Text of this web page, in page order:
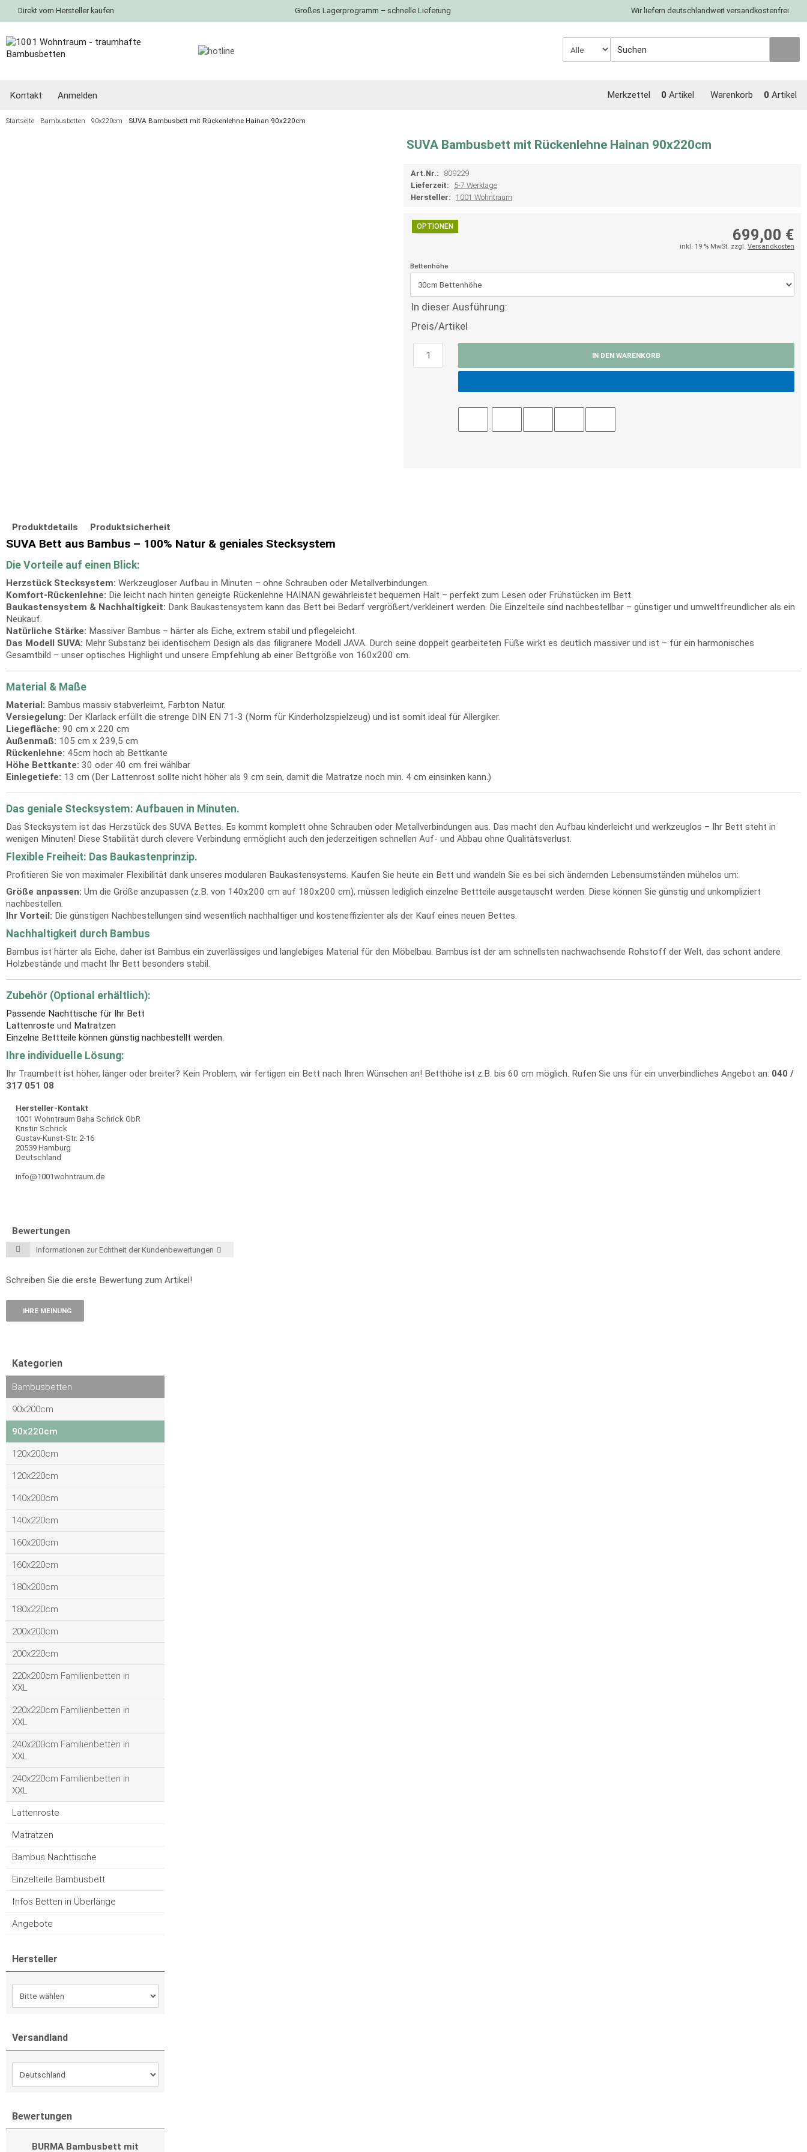
Direkt vom Hersteller kaufen Großes Lagerprogramm – schnelle Lieferung Wir liefern deutschlandweit versandkostenfrei
Kontakt Anmelden Warenkorb 0 Artikel
Merkzettel 0 Artikel
Startseite Bambusbetten 90x220cm SUVA Bambusbett mit Rückenlehne Hainan 90x220cm
SUVA Bambusbett mit Rückenlehne Hainan 90x220cm
Art.Nr.:
809229
Lieferzeit:
5-7 Werktage
Hersteller: 1001 Wohntraum
OPTIONEN 699,00 €
inkl. 19 % MwSt. zzgl. Versandkosten
Bettenhöhe
In dieser Ausführung:
Preis/Artikel
IN DEN WARENKORB
Produktdetails Produktsicherheit
SUVA Bett aus Bambus – 100% Natur & geniales Stecksystem
Die Vorteile auf einen Blick:
Herzstück Stecksystem: Werkzeugloser Aufbau in Minuten – ohne Schrauben oder Metallverbindungen.
Komfort-Rückenlehne: Die leicht nach hinten geneigte Rückenlehne HAINAN gewährleistet bequemen Halt – perfekt zum Lesen oder Frühstücken im Bett.
Baukastensystem & Nachhaltigkeit: Dank Baukastensystem kann das Bett bei Bedarf vergrößert/verkleinert werden. Die Einzelteile sind nachbestellbar – günstiger und umweltfreundlicher als ein
Neukauf.
Natürliche Stärke: Massiver Bambus – härter als Eiche, extrem stabil und pflegeleicht.
Das Modell SUVA: Mehr Substanz bei identischem Design als das filigranere Modell JAVA. Durch seine doppelt gearbeiteten Füße wirkt es deutlich massiver und ist – für ein harmonisches
Gesamtbild – unser optisches Highlight und unsere Empfehlung ab einer Bettgröße von 160x200 cm.
Material & Maße
Material: Bambus massiv stabverleimt, Farbton Natur.
Versiegelung: Der Klarlack erfüllt die strenge DIN EN 71-3 (Norm für Kinderholzspielzeug) und ist somit ideal für Allergiker.
Liegefläche: 90 cm x 220 cm
Außenmaß: 105 cm x 239,5 cm
Rückenlehne: 45cm hoch ab Bettkante
Höhe Bettkante: 30 oder 40 cm frei wählbar
Einlegetiefe: 13 cm (Der Lattenrost sollte nicht höher als 9 cm sein, damit die Matratze noch min. 4 cm einsinken kann.)
Das geniale Stecksystem: Aufbauen in Minuten.
Das Stecksystem ist das Herzstück des SUVA Bettes. Es kommt komplett ohne Schrauben oder Metallverbindungen aus. Das macht den Aufbau kinderleicht und werkzeuglos – Ihr Bett steht in
wenigen Minuten! Diese Stabilität durch clevere Verbindung ermöglicht auch den jederzeitigen schnellen Auf- und Abbau ohne Qualitätsverlust.
Flexible Freiheit: Das Baukastenprinzip.
Profitieren Sie von maximaler Flexibilität dank unseres modularen Baukastensystems. Kaufen Sie heute ein Bett und wandeln Sie es bei sich ändernden Lebensumständen mühelos um:
Größe anpassen: Um die Größe anzupassen (z.B. von 140x200 cm auf 180x200 cm), müssen lediglich einzelne Bettteile ausgetauscht werden. Diese können Sie günstig und unkompliziert
nachbestellen.
Ihr Vorteil: Die günstigen Nachbestellungen sind wesentlich nachhaltiger und kosteneffizienter als der Kauf eines neuen Bettes.
Nachhaltigkeit durch Bambus
Bambus ist härter als Eiche, daher ist Bambus ein zuverlässiges und langlebiges Material für den Möbelbau. Bambus ist der am schnellsten nachwachsende Rohstoff der Welt, das schont andere
Holzbestände und macht Ihr Bett besonders stabil.
Zubehör (Optional erhältlich):
Passende Nachttische für Ihr Bett
Lattenroste und Matratzen
Einzelne Bettteile können günstig nachbestellt werden.
Ihre individuelle Lösung:
Ihr Traumbett ist höher, länger oder breiter? Kein Problem, wir fertigen ein Bett nach Ihren Wünschen an! Betthöhe ist z.B. bis 60 cm möglich. Rufen Sie uns für ein unverbindliches Angebot an: 040 /
317 051 08
Hersteller-Kontakt
1001 Wohntraum Baha Schrick GbR
Kristin Schrick
Gustav-Kunst-Str. 2-16
20539 Hamburg
Deutschland
info@1001wohntraum.de
Bewertungen
Informationen zur Echtheit der Kundenbewertungen
Schreiben Sie die erste Bewertung zum Artikel!
IHRE MEINUNG
Kategorien
Bambusbetten
90x200cm
90x220cm
120x200cm
120x220cm
140x200cm
140x220cm
160x200cm
160x220cm
180x200cm
180x220cm
200x200cm
200x220cm
220x200cm Familienbetten in
XXL
220x220cm Familienbetten in
XXL
240x200cm Familienbetten in
XXL
240x220cm Familienbetten in
XXL
Lattenroste
Matratzen
Bambus Nachttische
Einzelteile Bambusbett
Infos Betten in Überlänge
Angebote
Hersteller
Versandland
Bewertungen
BURMA Bambusbett mit